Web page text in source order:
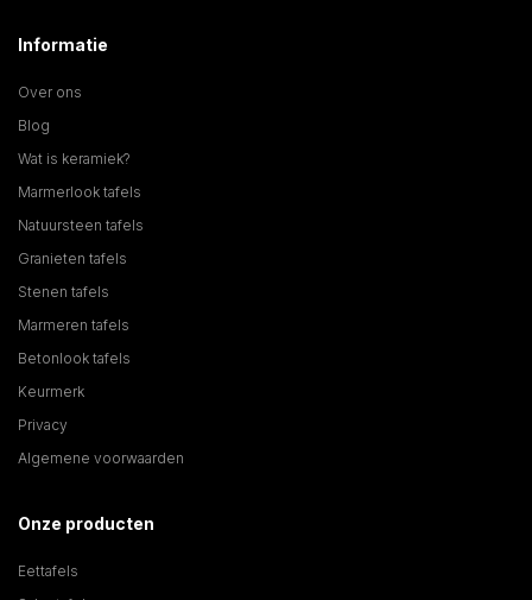
Informatie
Over ons
Blog
Wat is keramiek?
Marmerlook tafels
Natuursteen tafels
Granieten tafels
Stenen tafels
Marmeren tafels
Betonlook tafels
Keurmerk
Privacy
Algemene voorwaarden
Onze producten
Eettafels